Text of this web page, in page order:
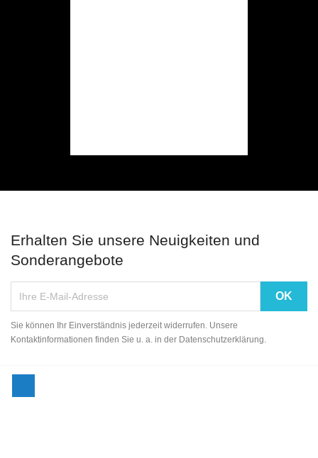
Erhalten Sie unsere Neuigkeiten und
Sonderangebote
Sie können Ihr Einverständnis jederzeit widerrufen. Unsere
Kontaktinformationen finden Sie u. a. in der Datenschutzerklärung.